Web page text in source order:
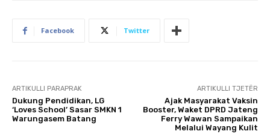
Facebook Twitter
ARTIKULLI PARAPRAK
Dukung Pendidikan, LG
‘Loves School’ Sasar SMKN 1
Warungasem Batang
ARTIKULLI TJETËR
Ajak Masyarakat Vaksin
Booster, Waket DPRD Jateng
Ferry Wawan Sampaikan
Melalui Wayang Kulit